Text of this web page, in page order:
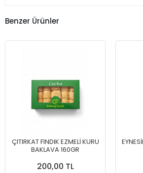
Benzer Ürünler
ÇITIRKAT FINDIK EZMELI KURU
BAKLAVA 160GR
200,00 TL